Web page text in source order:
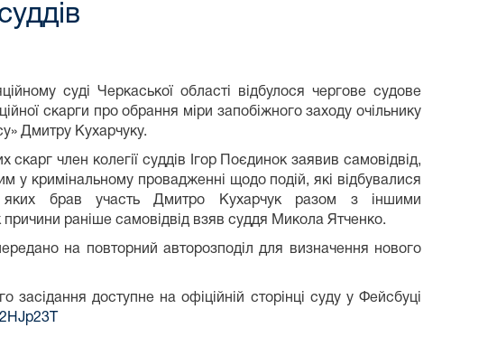
суді Черкаської області відбулося чергове судове
скарги про обрання міри запобіжного заходу очільнику
Дмитру Кухарчуку.
скарг член колегії суддів Ігор Поєдинок заявив самовідвід,
у кримінальному провадженні щодо подій, які відбувалися
брав участь Дмитро Кухарчук разом з іншими
раніше самовідвід взяв суддя Микола Ятченко.
на повторний авторозподіл для визначення нового
засідання доступне на офіційній сторінці суду у Фейсбуці